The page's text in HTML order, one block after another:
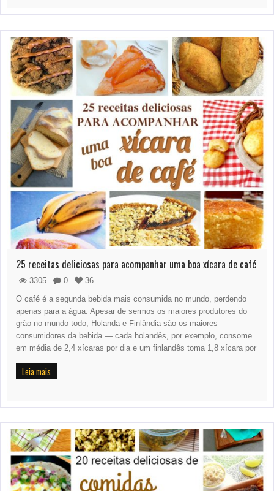
25 receitas deliciosas para acompanhar uma boa xícara de café
3305 0
36
O café é a segunda bebida mais consumida no mundo, perdendo
apenas para a água. Apesar de sermos os maiores produtores do
grão no mundo todo, Holanda e Finlândia são os maiores
consumidores da bebida — cada holandês, por exemplo, consome
em média de 2,4 xícaras por dia e um finlandês toma 1,8 xícara por
Leia mais